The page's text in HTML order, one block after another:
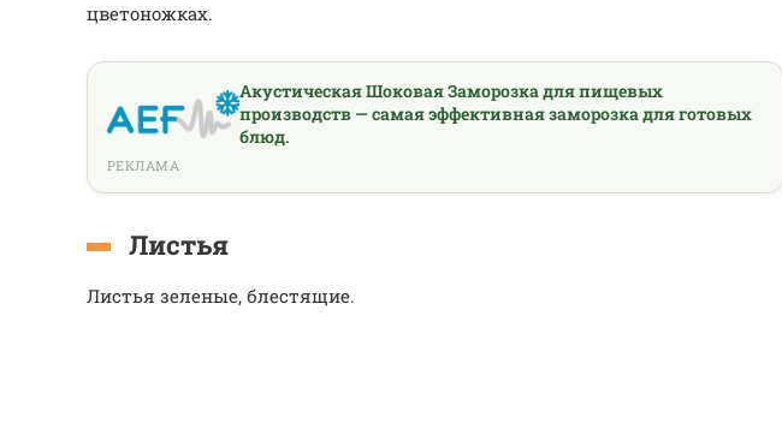
цветоножках.
Акустическая Шоковая Заморозка для пищевых
производств — самая эффективная заморозка для готовых
блюд.
РЕКЛАМА
Листья
Листья зеленые, блестящие.